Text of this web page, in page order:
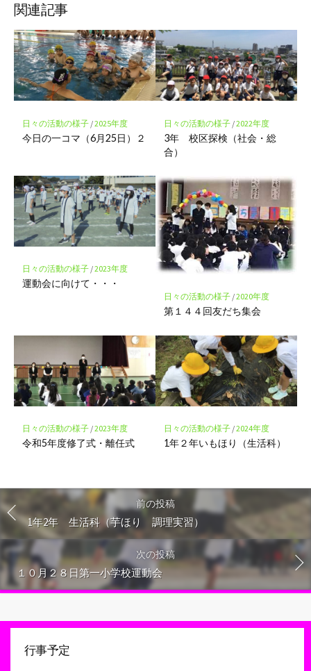
ア
ク
マ
ー
ク
に
保
存
関連記事
日々の活動の様子/2025年度
今日の一コマ（6月25日）２
日々の活動の様子/2022年度
3年 校区探検（社会・総
合）
日々の活動の様子/2023年度
運動会に向けて・・・
日々の活動の様子/2020年度
第１４４回友だち集会
日々の活動の様子/2023年度
令和5年度修了式・離任式
日々の活動の様子/2024年度
1年２年いもほり（生活科）
前の投稿
1年2年 生活科（芋ほり 調理実習）
次の投稿
１０月２８日第一小学校運動会
行事予定